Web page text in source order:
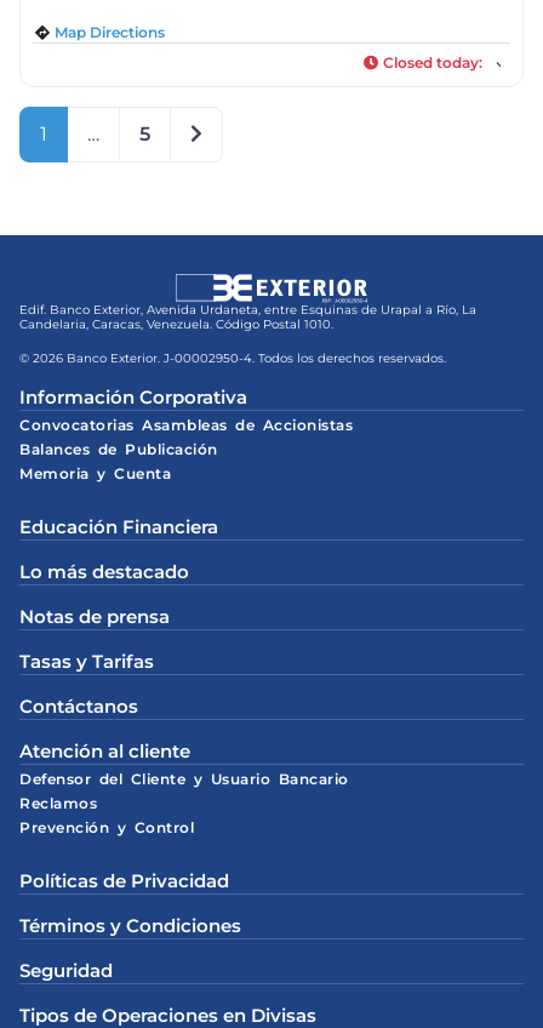
Map Directions
Closed today:
1 … 5 Older posts
Edif. Banco Exterior, Avenida Urdaneta, entre Esquinas de Urapal a Río, La
Candelaria, Caracas, Venezuela. Código Postal 1010.
© 2026 Banco Exterior. J-00002950-4. Todos los derechos reservados.
Información Corporativa
Convocatorias Asambleas de Accionistas
Balances de Publicación
Memoria y Cuenta
Educación Financiera
Lo más destacado
Notas de prensa
Tasas y Tarifas
Contáctanos
Atención al cliente
Defensor del Cliente y Usuario Bancario
Reclamos
Prevención y Control
Políticas de Privacidad
Términos y Condiciones
Seguridad
Tipos de Operaciones en Divisas